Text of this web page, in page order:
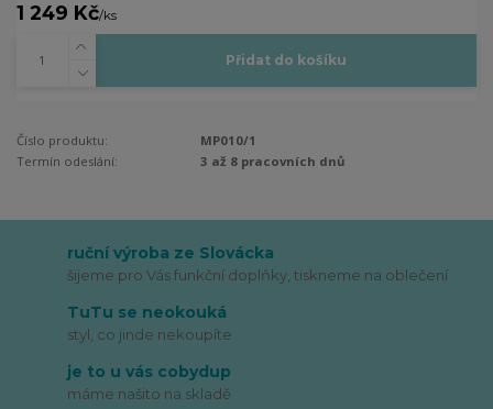
1 249 Kč/ks
Přidat do košíku
Číslo produktu:
MP010/1
Termín odeslání:
3 až 8 pracovních dnů
ruční výroba ze Slovácka
šijeme pro Vás funkční doplňky, tiskneme na oblečení
TuTu se neokouká
styl, co jinde nekoupíte
je to u vás cobydup
máme našito na skladě